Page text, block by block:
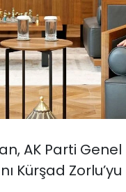
AK Parti Genel
Kürşad